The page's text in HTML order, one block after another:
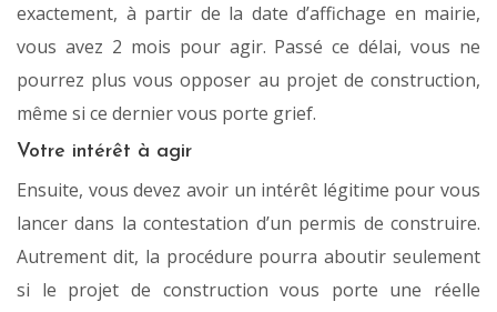
exactement, à partir de la date d’affichage en mairie,
vous avez 2 mois pour agir. Passé ce délai, vous ne
pourrez plus vous opposer au projet de construction,
même si ce dernier vous porte grief.
Votre intérêt à agir
Ensuite, vous devez avoir un intérêt légitime pour vous
lancer dans la contestation d’un permis de construire.
Autrement dit, la procédure pourra aboutir seulement
si le projet de construction vous porte une réelle